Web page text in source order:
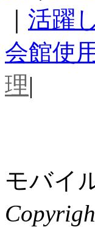
活躍
会館使
理|
モバイ